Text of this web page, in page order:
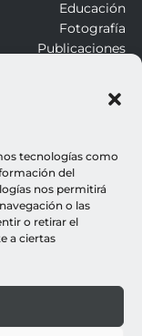
tecnologías como
del
nos permitirá
o las
o retirar el
a ciertas
Educación
Fotografía
Publicaciones
ALROJO
Contacto
LEGALES
: rocio gutierrez
: espacio azul